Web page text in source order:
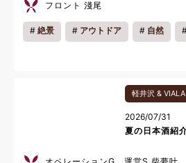
フロント 淺尾
絶景 アウトドア 自然
軽井沢 & VIALA
2026/07/31
夏の日本酒紹